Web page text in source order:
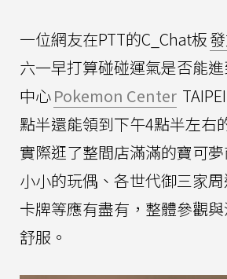
一位網友在PTT的C_Chat板
六一早打算碰碰運氣是否能
中心Pokemon Center
點半還能領到下午4點半左右
實際逛了整間店滿滿的寶可
小小的玩偶、各世代御三家周
卡牌等應有盡有，整體參觀
舒服。